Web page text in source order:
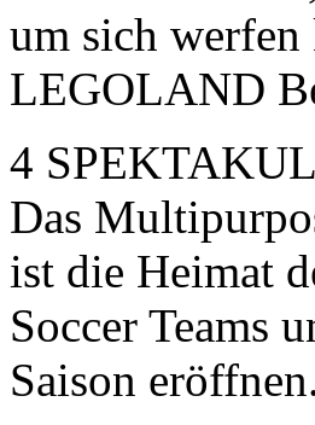
um sich
LEGOLAND
4
Das
ist die Heimat
Soccer Teams
Saison